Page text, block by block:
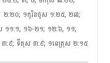
២:២០; ១កូរិនថូស ១:២៥, ២៧;
១១:១, ១៦-២១; ១២:៦, ១១;
:៩; ទីតុស ៣:៩; ១ពេត្រុស ២:១៥